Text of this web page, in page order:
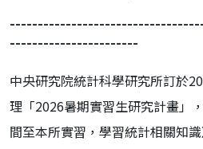
-----------------------
中央研究院統計科學研究所訂於
理「2026暑期實習生研究計畫」
間至本所實習，學習統計相關知